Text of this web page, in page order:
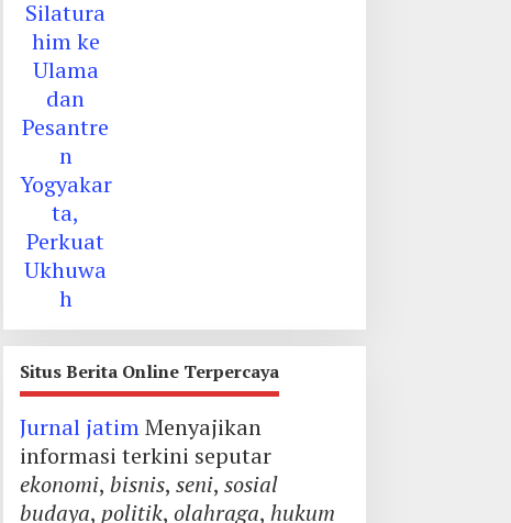
Situs Berita Online Terpercaya
Jurnal jatimMenyajikan
informasi terkini seputar
ekonomi, bisnis, seni, sosial
budaya, politik, olahraga, hukum